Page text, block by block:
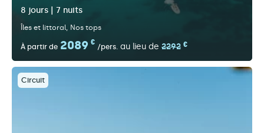
8 jours | 7 nuits
Îles et littoral Nos tops
À partir de 2089 €
/pers. au lieu de 2292 €
Circuit